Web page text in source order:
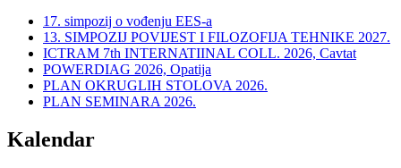
17. simpozij o vođenju EES-a
13. SIMPOZIJ POVIJEST I FILOZOFIJA TEHNIKE 2027.
ICTRAM 7th INTERNATIINAL COLL. 2026, Cavtat
POWERDIAG 2026, Opatija
PLAN OKRUGLIH STOLOVA 2026.
PLAN SEMINARA 2026.
Kalendar